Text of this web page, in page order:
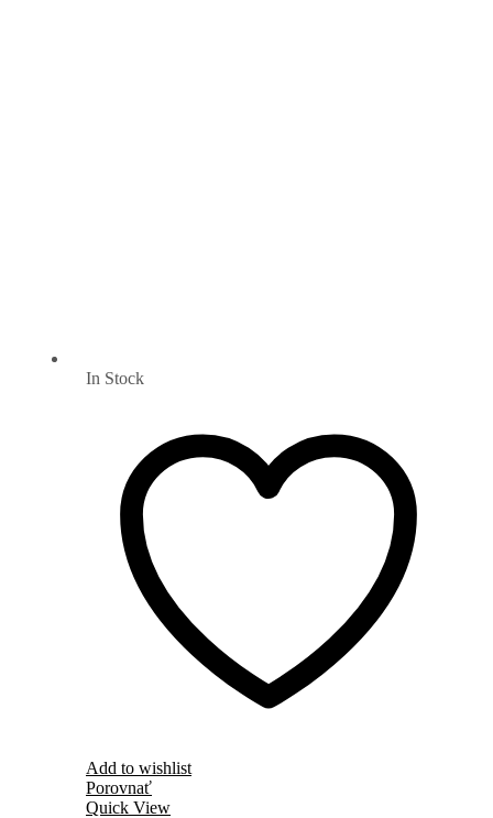
In Stock
Add to wishlist
Porovnať
Quick View